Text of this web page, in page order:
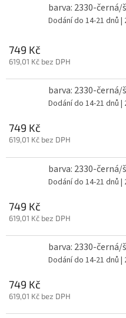
barva: 2330-černá/
Dodání do 14-21 dnů |
749 Kč
619,01 Kč bez DPH
barva: 2330-černá/
Dodání do 14-21 dnů |
749 Kč
619,01 Kč bez DPH
barva: 2330-černá/
Dodání do 14-21 dnů |
749 Kč
619,01 Kč bez DPH
barva: 2330-černá/
Dodání do 14-21 dnů |
749 Kč
619,01 Kč bez DPH